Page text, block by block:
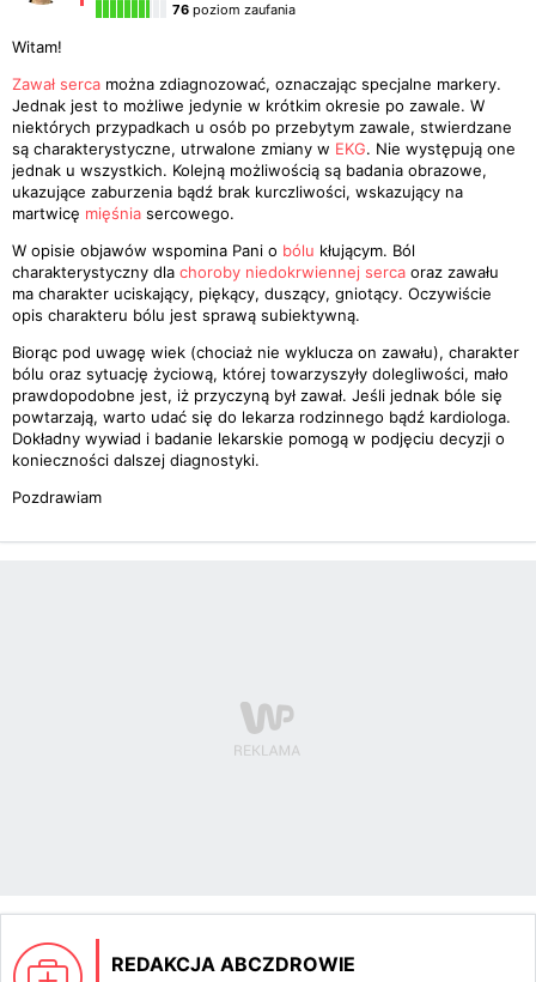
76 poziom zaufania
Witam!
Zawał serca można zdiagnozować, oznaczając specjalne markery.
Jednak jest to możliwe jedynie w krótkim okresie po zawale. W
niektórych przypadkach u osób po przebytym zawale, stwierdzane
są charakterystyczne, utrwalone zmiany w EKG. Nie występują one
jednak u wszystkich. Kolejną możliwością są badania obrazowe,
ukazujące zaburzenia bądź brak kurczliwości, wskazujący na
martwicę mięśnia sercowego.
W opisie objawów wspomina Pani o bólu kłującym. Ból
charakterystyczny dla choroby niedokrwiennej serca oraz zawału
ma charakter uciskający, piękący, duszący, gniotący. Oczywiście
opis charakteru bólu jest sprawą subiektywną.
Biorąc pod uwagę wiek (chociaż nie wyklucza on zawału), charakter
bólu oraz sytuację życiową, której towarzyszyły dolegliwości, mało
prawdopodobne jest, iż przyczyną był zawał. Jeśli jednak bóle się
powtarzają, warto udać się do lekarza rodzinnego bądź kardiologa.
Dokładny wywiad i badanie lekarskie pomogą w podjęciu decyzji o
konieczności dalszej diagnostyki.
Pozdrawiam
REDAKCJA ABCZDROWIE